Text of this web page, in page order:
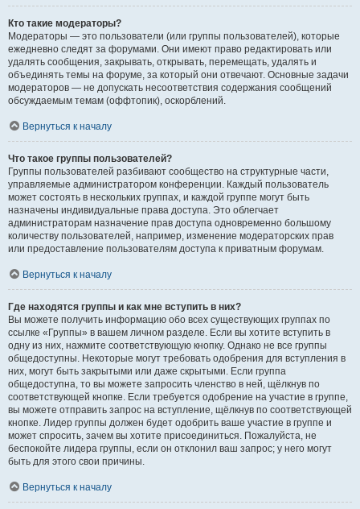
Кто такие модераторы?
Модераторы — это пользователи (или группы пользователей), которые
ежедневно следят за форумами. Они имеют право редактировать или
удалять сообщения, закрывать, открывать, перемещать, удалять и
объединять темы на форуме, за который они отвечают. Основные задачи
модераторов — не допускать несоответствия содержания сообщений
обсуждаемым темам (оффтопик), оскорблений.
Вернуться к началу
Что такое группы пользователей?
Группы пользователей разбивают сообщество на структурные части,
управляемые администратором конференции. Каждый пользователь
может состоять в нескольких группах, и каждой группе могут быть
назначены индивидуальные права доступа. Это облегчает
администраторам назначение прав доступа одновременно большому
количеству пользователей, например, изменение модераторских прав
или предоставление пользователям доступа к приватным форумам.
Вернуться к началу
Где находятся группы и как мне вступить в них?
Вы можете получить информацию обо всех существующих группах по
ссылке «Группы» в вашем личном разделе. Если вы хотите вступить в
одну из них, нажмите соответствующую кнопку. Однако не все группы
общедоступны. Некоторые могут требовать одобрения для вступления в
них, могут быть закрытыми или даже скрытыми. Если группа
общедоступна, то вы можете запросить членство в ней, щёлкнув по
соответствующей кнопке. Если требуется одобрение на участие в группе,
вы можете отправить запрос на вступление, щёлкнув по соответствующей
кнопке. Лидер группы должен будет одобрить ваше участие в группе и
может спросить, зачем вы хотите присоединиться. Пожалуйста, не
беспокойте лидера группы, если он отклонил ваш запрос; у него могут
быть для этого свои причины.
Вернуться к началу